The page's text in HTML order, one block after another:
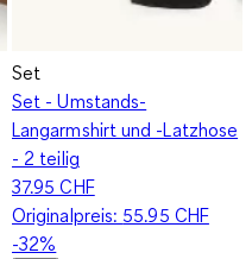
Set
Set - Umstands-
Langarmshirt und -Latzhose
- 2 teilig
37.95 CHF
Originalpreis: 55.95 CHF
-32%